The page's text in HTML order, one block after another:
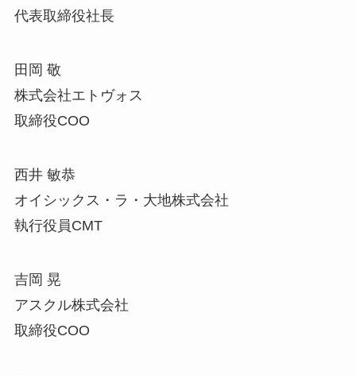
代表取締役社長
田岡 敬
株式会社エトヴォス
取締役COO
西井 敏恭
オイシックス・ラ・大地株式会社
執行役員CMT
吉岡 晃
アスクル株式会社
取締役COO